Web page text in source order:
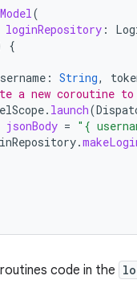
(
loginRepository :
{
: String,
a new coroutine
. launch(
jsonBody = "{
.
code in the